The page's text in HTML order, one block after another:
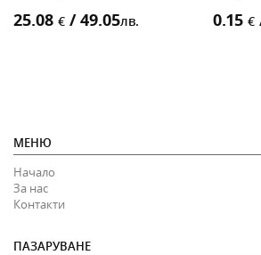
25.08 € / 49.05лв. 0.15 €
МЕНЮ
Начало
За нас
Контакти
ПАЗАРУВАНЕ